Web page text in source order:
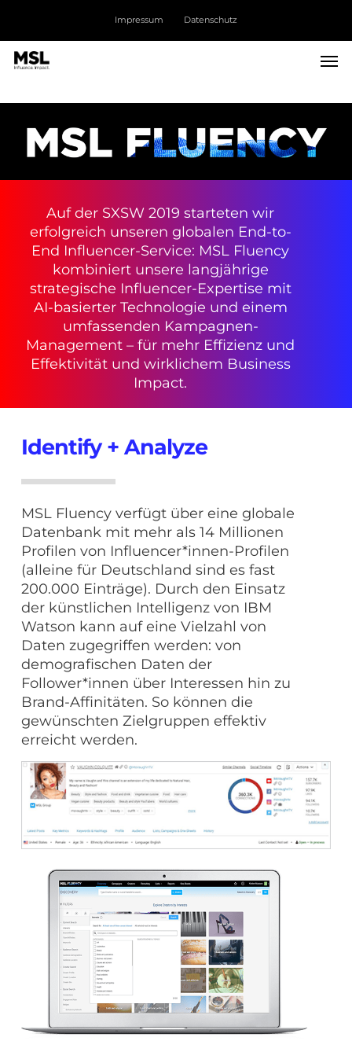
main
content
Impressum Datenschutz
Auf der SXSW 2019 starteten wir
erfolgreich unseren globalen End-to-
End Influencer-Service: MSL Fluency
kombiniert unsere langjährige
strategische Influencer-Expertise mit
AI-basierter Technologie und einem
umfassenden Kampagnen-
Management – für mehr Effizienz und
Effektivität und wirklichem Business
Impact.
Identify + Analyze
MSL Fluency verfügt über eine globale
Datenbank mit mehr als 14 Millionen
Profilen von Influencer*innen-Profilen
(alleine für Deutschland sind es fast
200.000 Einträge). Durch den Einsatz
der künstlichen Intelligenz von IBM
Watson kann auf eine Vielzahl von
Daten zugegriffen werden: von
demografischen Daten der
Follower*innen über Interessen hin zu
Brand-Affinitäten. So können die
gewünschten Zielgruppen effektiv
erreicht werden.